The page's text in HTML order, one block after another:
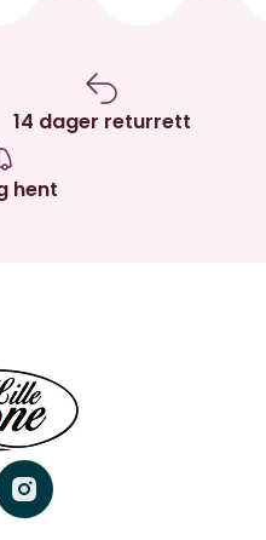
14 dager returrett
hent
instagram